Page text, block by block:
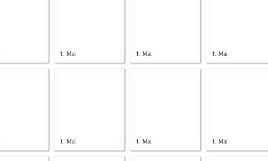
1. Mai 1. Mai 1. Mai
1. Mai 1. Mai 1. Mai